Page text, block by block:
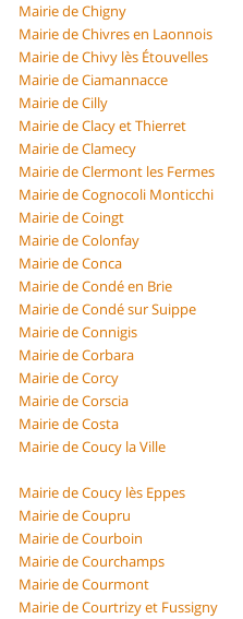
Mairie de Chigny
Mairie de Chivres en Laonnois
Mairie de Chivy lès Étouvelles
Mairie de Ciamannacce
Mairie de Cilly
Mairie de Clacy et Thierret
Mairie de Clamecy
Mairie de Clermont les Fermes
Mairie de Cognocoli Monticchi
Mairie de Coingt
Mairie de Colonfay
Mairie de Conca
Mairie de Condé en Brie
Mairie de Condé sur Suippe
Mairie de Connigis
Mairie de Corbara
Mairie de Corcy
Mairie de Corscia
Mairie de Costa
Mairie de Coucy la Ville
Mairie de Coucy lès Eppes
Mairie de Coupru
Mairie de Courboin
Mairie de Courchamps
Mairie de Courmont
Mairie de Courtrizy et Fussigny